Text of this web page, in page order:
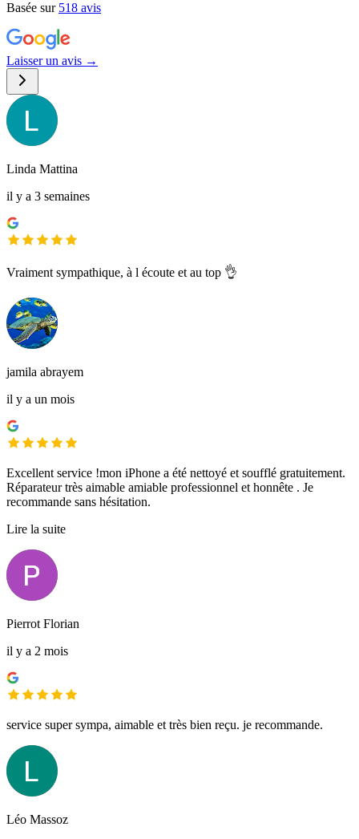
Basée sur 518 avis
Laisser un avis →
Linda Mattina
il y a 3 semaines
Vraiment sympathique, à l écoute et au top 👌
jamila abrayem
il y a un mois
Excellent service !mon iPhone a été nettoyé et soufflé gratuitement.
Réparateur très aimable amiable professionnel et honnête . Je
recommande sans hésitation.
Lire la suite
Pierrot Florian
il y a 2 mois
service super sympa, aimable et très bien reçu. je recommande.
Léo Massoz